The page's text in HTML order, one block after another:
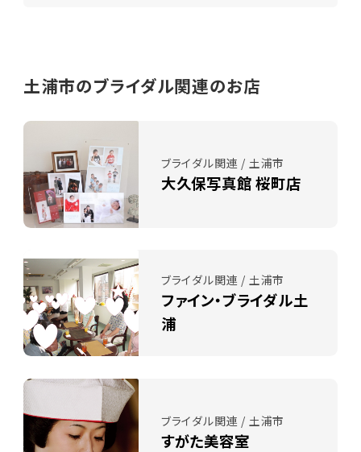
土浦市のブライダル関連のお店
ブライダル関連 / 土浦市
大久保写真館 桜町店
ブライダル関連 / 土浦市
ファイン・ブライダル土
浦
ブライダル関連 / 土浦市
すがた美容室